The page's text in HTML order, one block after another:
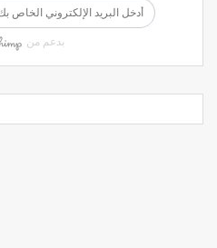
بدعم من